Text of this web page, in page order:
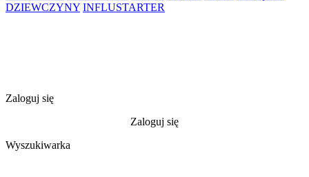
DZIEWCZYNY INFLUSTARTER
Zaloguj się
Zaloguj się
Wyszukiwarka